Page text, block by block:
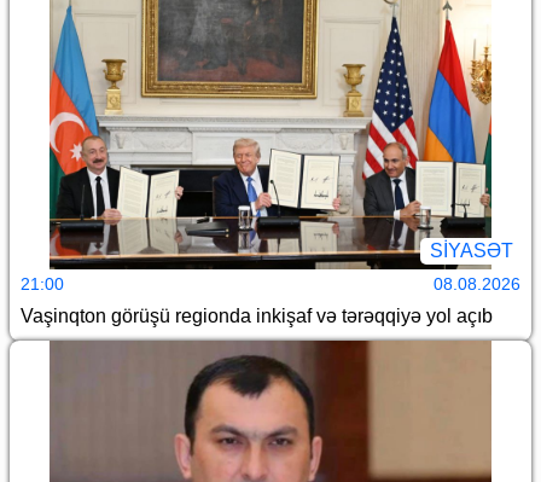
SİYASƏT
21:00 08.08.2026
Vaşinqton görüşü regionda inkişaf və tərəqqiyə yol açıb